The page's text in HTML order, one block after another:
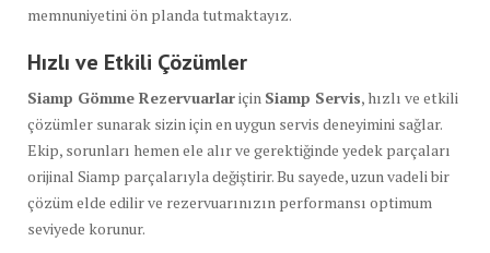
memnuniyetini ön planda tutmaktayız.
Hızlı ve Etkili Çözümler
Siamp Gömme Rezervuarlariçin Siamp Servis, hızlı ve etkili
çözümler sunarak sizin için en uygun servis deneyimini sağlar.
Ekip, sorunları hemen ele alır ve gerektiğinde yedek parçaları
orijinal Siamp parçalarıyla değiştirir. Bu sayede, uzun vadeli bir
çözüm elde edilir ve rezervuarınızın performansı optimum
seviyede korunur.